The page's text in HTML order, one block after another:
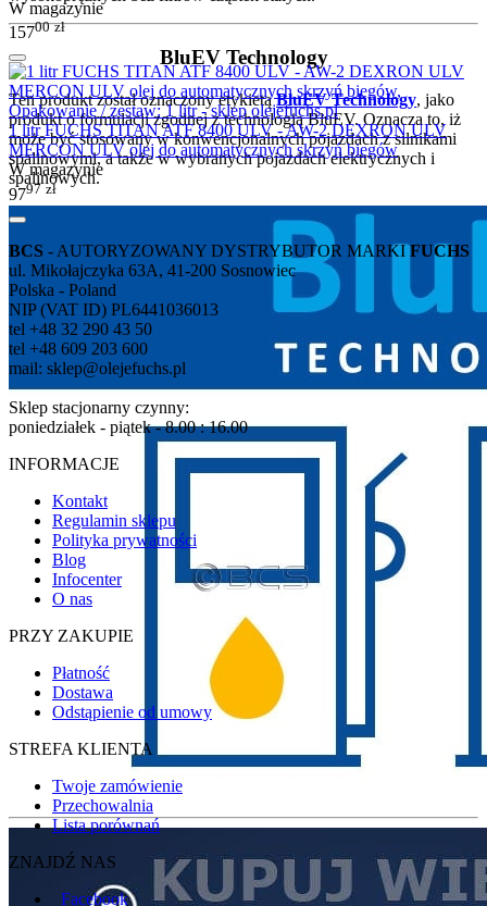
BluEV Technology
Ten produkt został oznaczony etykietąBluEV Technology, jako
produkt o formulacji zgodnej z technologią BluEV. Oznacza to, iż
może być stosowany w konwencjonalnych pojazdach z silnikami
spalinowymi, a także w wybranych pojazdach elektrycznych i
spalinowych.
W magazynie
15700 zł
1 litr FUCHS TITAN ATF 8400 ULV - AW-2 DEXRON ULV
MERCON ULV olej do automatycznych skrzyń biegów
W magazynie
9797 zł
BCS - AUTORYZOWANY DYSTRYBUTOR MARKIFUCHS
ul. Mikołajczyka 63A, 41-200 Sosnowiec
Polska - Poland
NIP (VAT ID) PL6441036013
tel +48 32 290 43 50
tel +48 609 203 600
mail: sklep@olejefuchs.pl
Sklep stacjonarny czynny:
poniedziałek - piątek - 8.00 : 16.00
INFORMACJE
Kontakt
Regulamin sklepu
Polityka prywatności
Blog
Infocenter
O nas
PRZY ZAKUPIE
Płatność
Dostawa
Odstąpienie od umowy
STREFA KLIENTA
Twoje zamówienie
Przechowalnia
Lista porównań
ZNAJDŹ NAS
Facebook